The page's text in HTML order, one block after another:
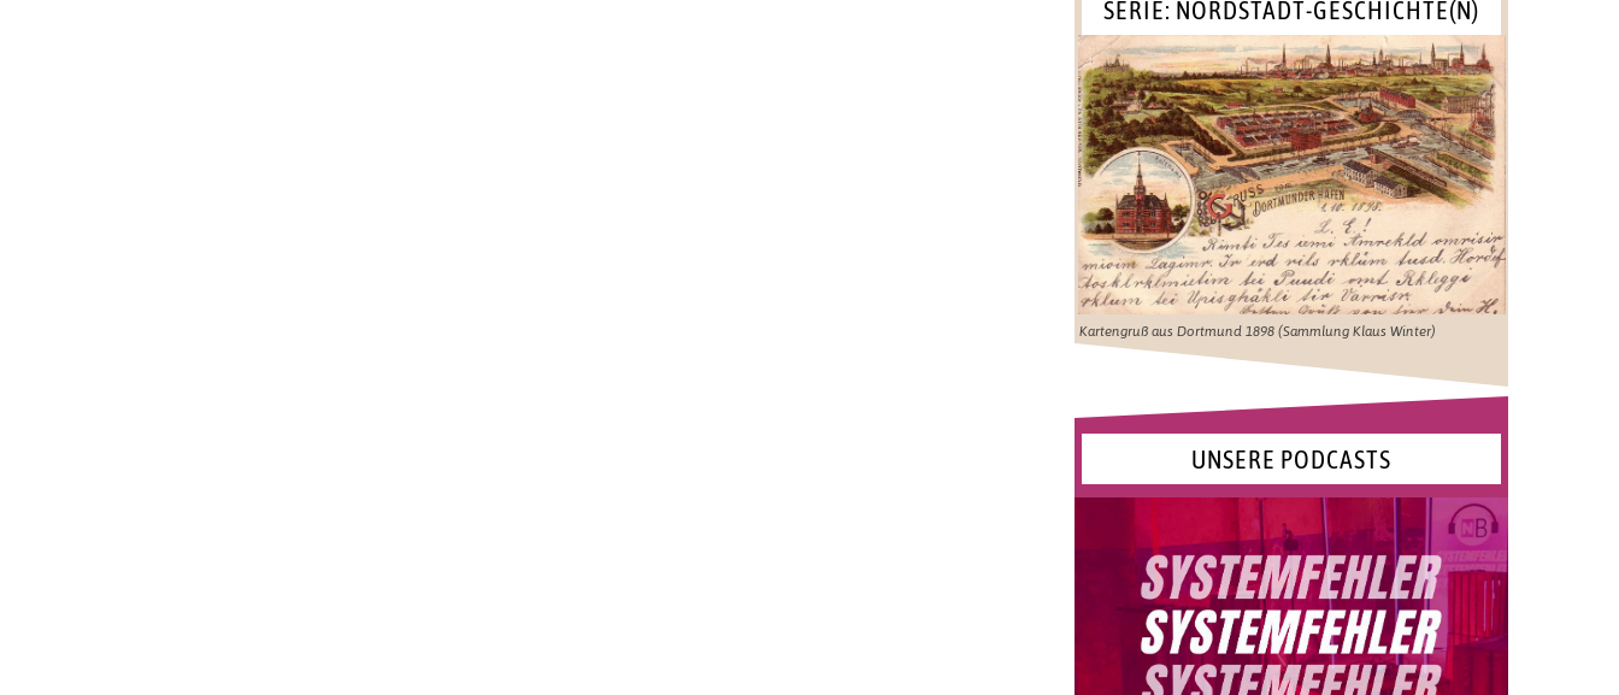
SERIE: NORDSTADT-GESCHICHTE(N)
Kartengruß aus Dortmund 1898 (Sammlung Klaus Winter)
UNSERE PODCASTS